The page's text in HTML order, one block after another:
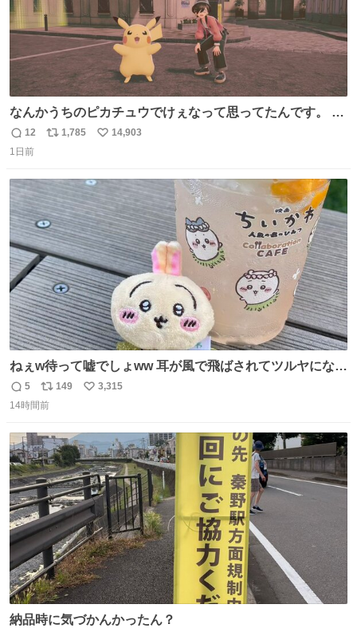
なんかうちのピカチュウでけぇなって思ってたんです。 そ
れでね、ライチュウにしたら普通のライチュウと変わらな
いサイズになるよなって思ったんですよ。これは名案だな
いでかいライチュウに。
返
信
12
リ
ト
数
1,785
い
数
14,903
1日前
ねぇw待って嘘でしょww 耳が風で飛ばされてツルヤになっ
ちゃった🤭🌬️
返
信
5
リ
ポ
ト
数
149
い
数
3,315
14時間前
納品時に気づかんかったん？